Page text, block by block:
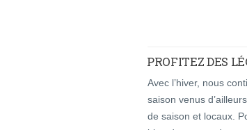
PROFITEZ DES
Avec l’hiver, nous
saison venus
de saison et locaux.